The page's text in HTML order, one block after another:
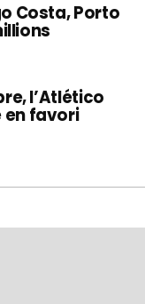
Costa, Porto
l’Atlético
en favori